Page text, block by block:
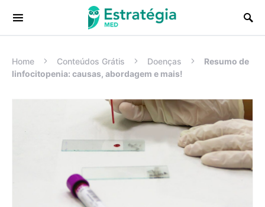
Procurar:
Home Conteúdos Grátis Doenças
Resumo de
linfocitopenia: causas, abordagem e mais!